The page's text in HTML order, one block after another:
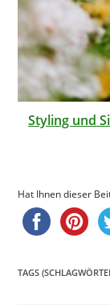
Styling und
Hat Ihnen dieser
TAGS